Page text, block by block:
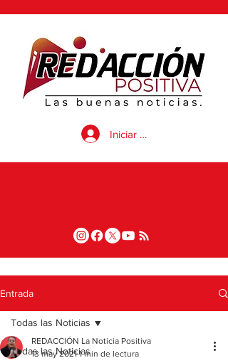
Iniciar sesión
Entrada
Todas las Noticias
Todas las Noticias
REDACCIÓN La Noticia Positiva
13 may 2021 1 min de lectura